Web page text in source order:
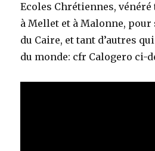
Ecoles Chrétiennes,
à Mellet et à Malonne,
du Caire, et tant d’autres
du monde: cfr Calogero ci-